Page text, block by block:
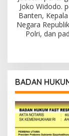
Joko Widodo.
Banten,
Negara
Polri, dan
BADAN